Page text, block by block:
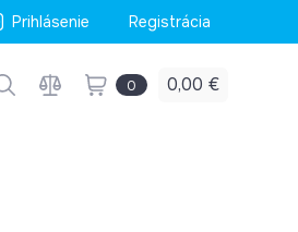
Prihlásenie Registrácia
0 0,00 €